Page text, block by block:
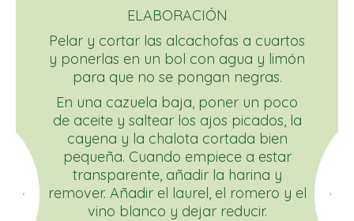
ELABORACIÓN
Pelar y cortar las alcachofas a cuartos
y ponerlas en un bol con agua y limón
para que no se pongan negras.
En una cazuela baja, poner un poco
de aceite y saltear los ajos picados, la
cayena y la chalota cortada bien
pequeña. Cuando empiece a estar
transparente, añadir la harina y
remover. Añadir el laurel, el romero y el
vino blanco y dejar reducir.